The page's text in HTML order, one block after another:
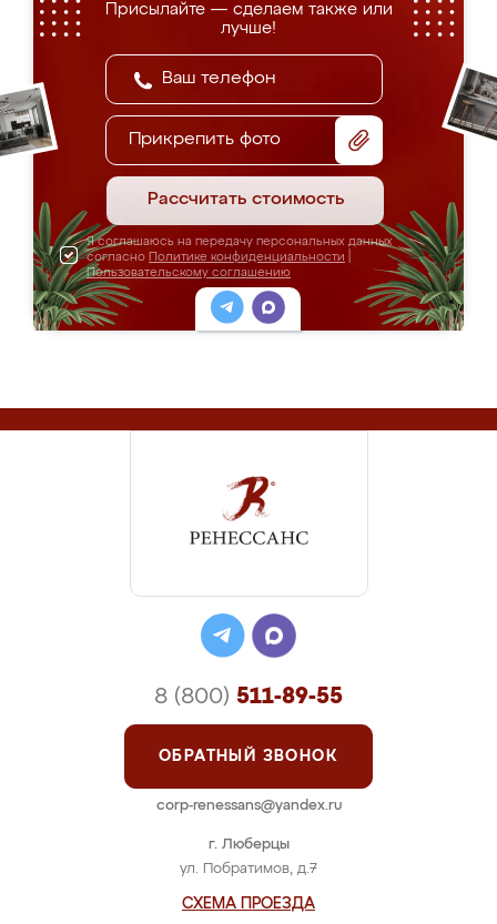
Присылайте — сделаем также или
лучше!
Прикрепить фото
Рассчитать стоимость
Я соглашаюсь на передачу персональных данных
согласно Политике конфиденциальности
Пользовательскому соглашению
г. Люберцы
ул. Побратимов, д.7
СХЕМА ПРОЕЗДА
8 (800) 511-89-55
ОБРАТНЫЙ ЗВОНОК
corp-renessans@yandex.ru